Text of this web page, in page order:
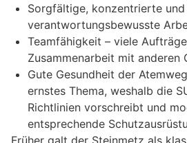
Sorgfältige, konzentrierte und
verantwortungsbewusste
Teamfähigkeit – viele
Zusammenarbeit mit anderen
Gute Gesundheit der
ernstes Thema, weshalb die
Richtlinien vorschreibt und
entsprechende
Früher galt der Steinmetz als